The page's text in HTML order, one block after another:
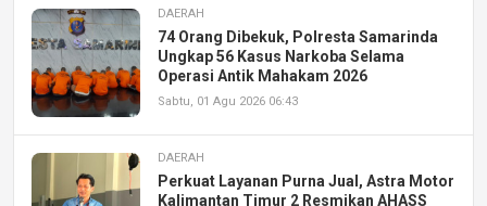
DAERAH
74 Orang Dibekuk, Polresta Samarinda
Ungkap 56 Kasus Narkoba Selama
Operasi Antik Mahakam 2026
Sabtu, 01 Agu 2026 06:43
DAERAH
Perkuat Layanan Purna Jual, Astra Motor
Kalimantan Timur 2 Resmikan AHASS